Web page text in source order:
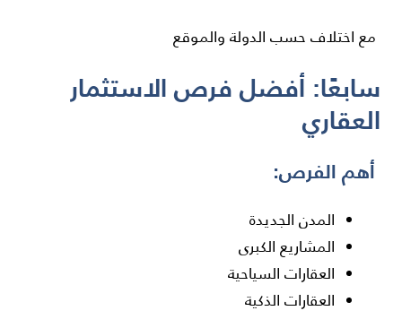
مع اختلاف حسب الدولة والموقع
سابعًا: أفضل فرص الاستثمار
العقاري
أهم الفرص:
المدن الجديدة
المشاريع الكبرى
العقارات السياحية
العقارات الذكية